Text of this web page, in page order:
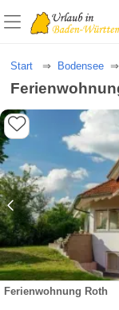
Start Bodensee
Ferienwohnung Roth